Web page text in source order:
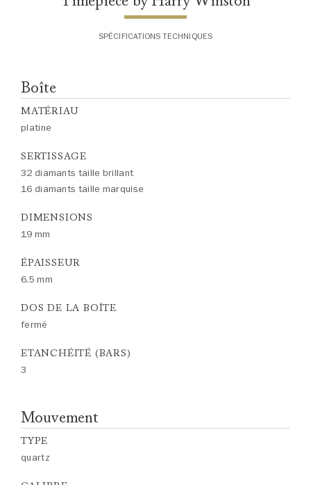
SPÉCIFICATIONS TECHNIQUES
Boîte
MATÉRIAU
platine
SERTISSAGE
32 diamants taille brillant
16 diamants taille marquise
DIMENSIONS
19 mm
ÉPAISSEUR
6.5 mm
DOS DE LA BOÎTE
fermé
ETANCHÉITÉ (BARS)
3
Mouvement
TYPE
quartz